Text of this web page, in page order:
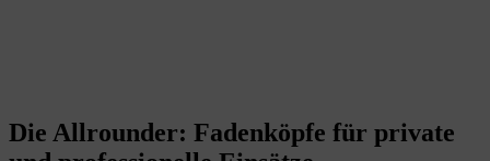
Die Allrounder: Fadenköpfe für private